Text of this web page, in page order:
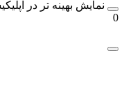
بهینه تر در اپلیکیشن